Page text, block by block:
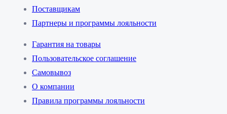
Поставщикам
Партнеры и программы лояльности
Гарантия на товары
Пользовательское соглашение
Самовывоз
О компании
Правила программы лояльности